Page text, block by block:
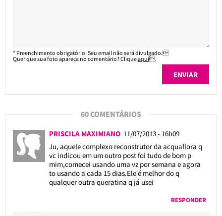
* Preenchimento obrigatório. Seu email não será divulgado.
Quer que sua foto apareça no comentário? Cliqueaqui.
60 COMENTÁRIOS
PRISCILA MAXIMIANO 11/07/2013 - 16h09
Ju, aquele complexo reconstrutor da acquaflora q
vc indicou em um outro post foi tudo de bom p
mim,comecei usando uma vz por semana e agora
to usando a cada 15 dias.Ele é melhor do q
qualquer outra queratina q já usei
RESPONDER